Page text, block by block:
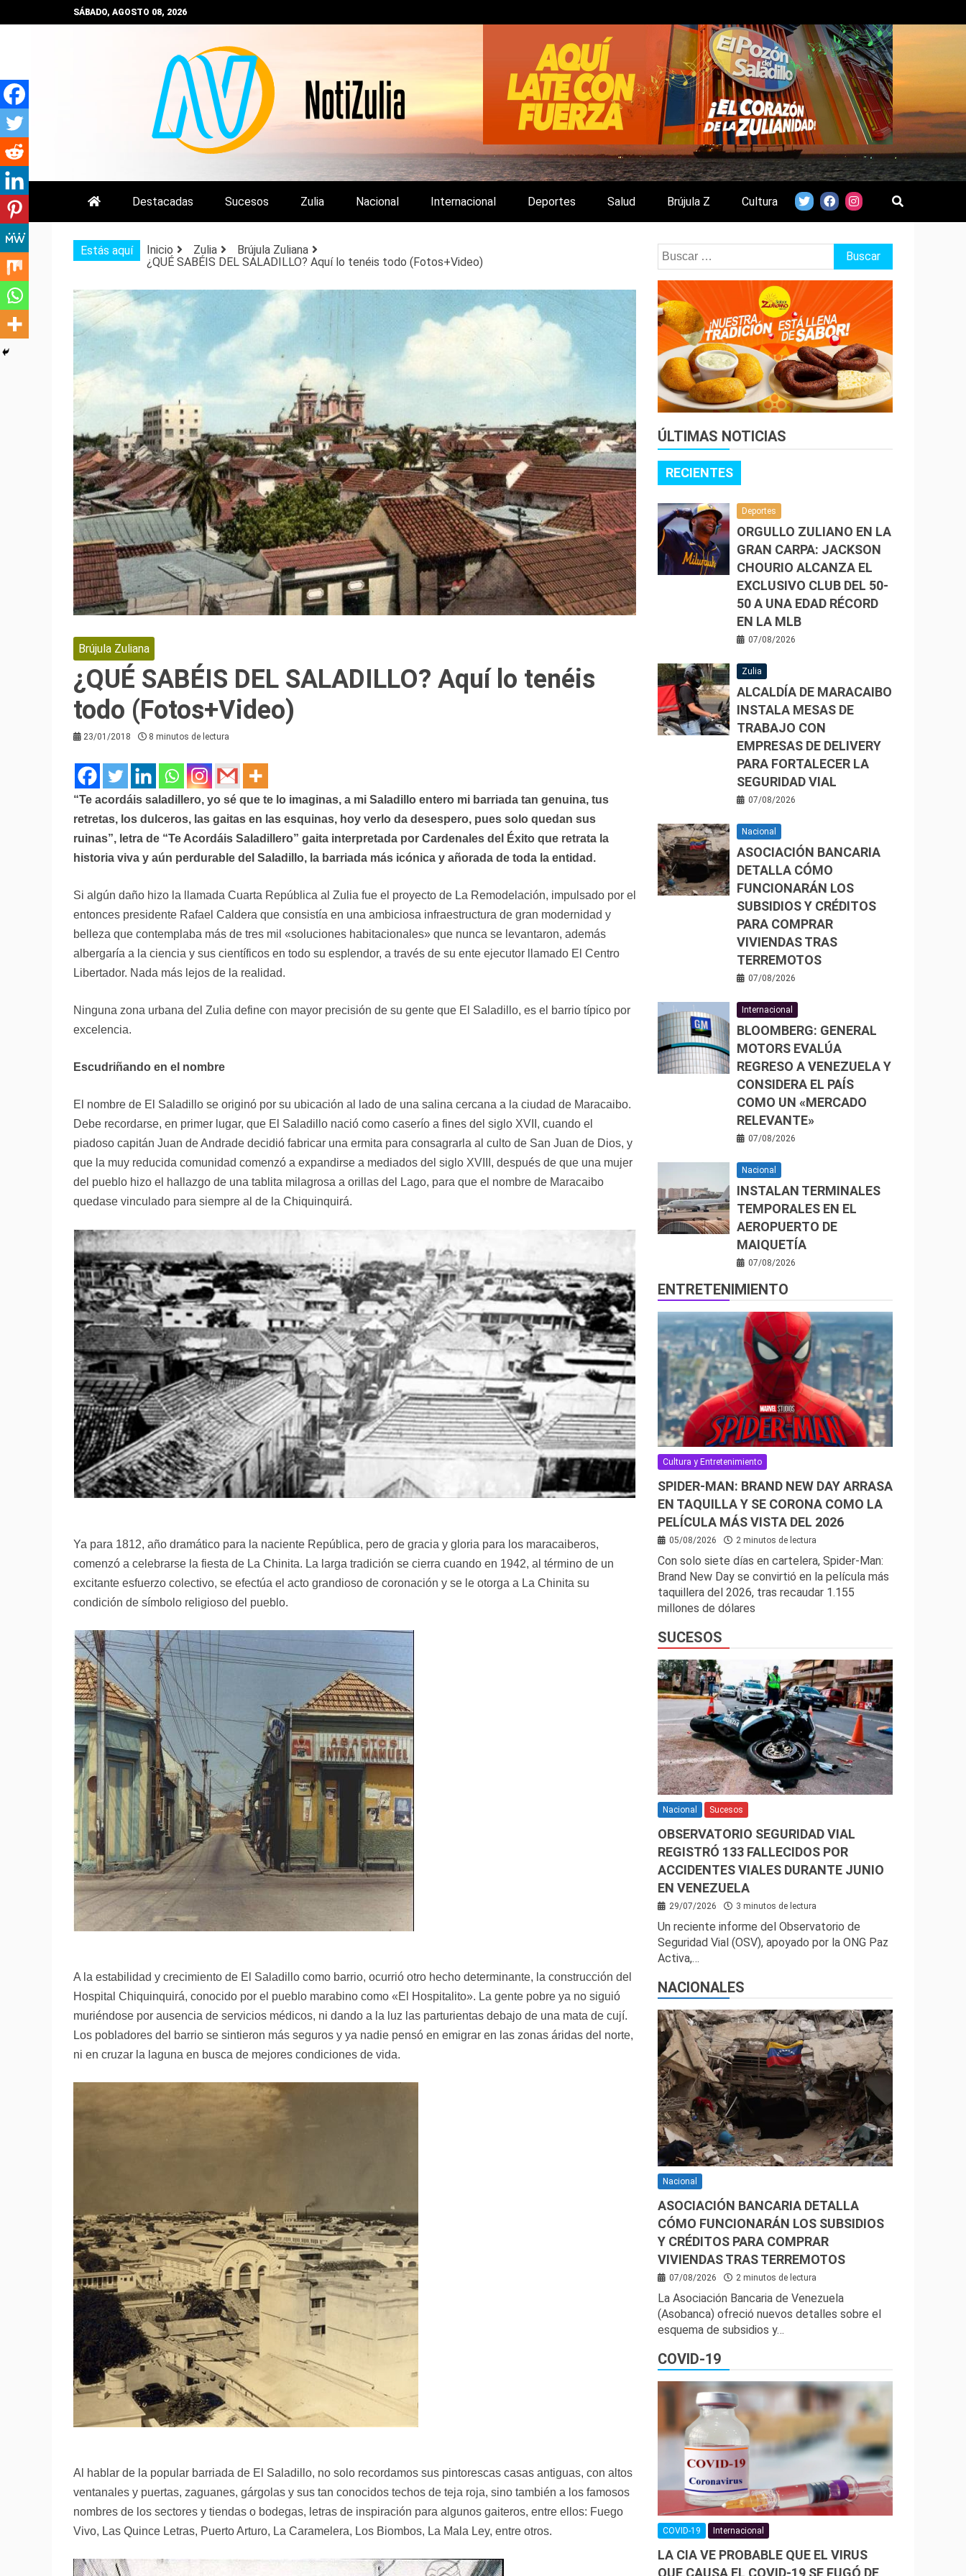
al
SÁBADO, AGOSTO 08, 2026
NOTIZULIA
NOTICIAS DEL ZULIA, VENEZUELA Y DE INTERÉS GENERAL.
Destacadas Sucesos Zulia Nacional Internacional Deportes Salud Brújula Z Cultura
Estás aquí Inicio Zulia
Brújula Zuliana
¿QUÉ SABÉIS DEL SALADILLO? Aquí lo tenéis todo (Fotos+Video)
Brújula Zuliana
¿QUÉ SABÉIS DEL SALADILLO? Aquí lo tenéis
todo (Fotos+Video)
23/01/2018 8 minutos de lectura
“Te acordáis saladillero, yo sé que te lo imaginas, a mi Saladillo entero mi barriada tan genuina, tus
retretas, los dulceros, las gaitas en las esquinas, hoy verlo da desespero, pues solo quedan sus
ruinas”, letra de “Te Acordáis Saladillero” gaita interpretada por Cardenales del Éxito que retrata la
historia viva y aún perdurable del Saladillo, la barriada más icónica y añorada de toda la entidad.
Si algún daño hizo la llamada Cuarta República al Zulia fue el proyecto de La Remodelación, impulsado por el
entonces presidente Rafael Caldera que consistía en una ambiciosa infraestructura de gran modernidad y
belleza que contemplaba más de tres mil «soluciones habitacionales» que nunca se levantaron, además
albergaría a la ciencia y sus científicos en todo su esplendor, a través de su ente ejecutor llamado El Centro
Libertador. Nada más lejos de la realidad.
Ninguna zona urbana del Zulia define con mayor precisión de su gente que El Saladillo, es el barrio típico por
excelencia.
Escudriñando en el nombre
El nombre de El Saladillo se originó por su ubicación al lado de una salina cercana a la ciudad de Maracaibo.
Debe recordarse, en primer lugar, que El Saladillo nació como caserío a fines del siglo XVII, cuando el
piadoso capitán Juan de Andrade decidió fabricar una ermita para consagrarla al culto de San Juan de Dios, y
que la muy reducida comunidad comenzó a expandirse a mediados del siglo XVIII, después de que una mujer
del pueblo hizo el hallazgo de una tablita milagrosa a orillas del Lago, para que el nombre de Maracaibo
quedase vinculado para siempre al de la Chiquinquirá.
Ya para 1812, año dramático para la naciente República, pero de gracia y gloria para los maracaiberos,
comenzó a celebrarse la fiesta de La Chinita. La larga tradición se cierra cuando en 1942, al término de un
excitante esfuerzo colectivo, se efectúa el acto grandioso de coronación y se le otorga a La Chinita su
condición de símbolo religioso del pueblo.
A la estabilidad y crecimiento de El Saladillo como barrio, ocurrió otro hecho determinante, la construcción del
Hospital Chiquinquirá, conocido por el pueblo marabino como «El Hospitalito». La gente pobre ya no siguió
muriéndose por ausencia de servicios médicos, ni dando a la luz las parturientas debajo de una mata de cují.
Los pobladores del barrio se sintieron más seguros y ya nadie pensó en emigrar en las zonas áridas del norte,
ni en cruzar la laguna en busca de mejores condiciones de vida.
Al hablar de la popular barriada de El Saladillo, no solo recordamos sus pintorescas casas antiguas, con altos
ventanales y puertas, zaguanes, gárgolas y sus tan conocidos techos de teja roja, sino también a los famosos
nombres de los sectores y tiendas o bodegas, letras de inspiración para algunos gaiteros, entre ellos: Fuego
Vivo, Las Quince Letras, Puerto Arturo, La Caramelera, Los Biombos, La Mala Ley, entre otros.
Buscar:
ÚLTIMAS NOTICIAS
RECIENTES
Deportes
ORGULLO ZULIANO EN LA
GRAN CARPA: JACKSON
CHOURIO ALCANZA EL
EXCLUSIVO CLUB DEL 50-
50 A UNA EDAD RÉCORD
EN LA MLB
07/08/2026
Zulia
ALCALDÍA DE MARACAIBO
INSTALA MESAS DE
TRABAJO CON
EMPRESAS DE DELIVERY
PARA FORTALECER LA
SEGURIDAD VIAL
07/08/2026
Nacional
ASOCIACIÓN BANCARIA
DETALLA CÓMO
FUNCIONARÁN LOS
SUBSIDIOS Y CRÉDITOS
PARA COMPRAR
VIVIENDAS TRAS
TERREMOTOS
07/08/2026
Internacional
BLOOMBERG: GENERAL
MOTORS EVALÚA
REGRESO A VENEZUELA Y
CONSIDERA EL PAÍS
COMO UN «MERCADO
RELEVANTE»
07/08/2026
Nacional
INSTALAN TERMINALES
TEMPORALES EN EL
AEROPUERTO DE
MAIQUETÍA
07/08/2026
ENTRETENIMIENTO
Cultura y Entretenimiento
SPIDER-MAN: BRAND NEW DAY ARRASA
EN TAQUILLA Y SE CORONA COMO LA
PELÍCULA MÁS VISTA DEL 2026
05/08/2026 2 minutos de lectura
Con solo siete días en cartelera, Spider-Man:
Brand New Day se convirtió en la película más
taquillera del 2026, tras recaudar 1.155
millones de dólares
SUCESOS
Nacional Sucesos
OBSERVATORIO SEGURIDAD VIAL
REGISTRÓ 133 FALLECIDOS POR
ACCIDENTES VIALES DURANTE JUNIO
EN VENEZUELA
29/07/2026 3 minutos de lectura
Un reciente informe del Observatorio de
Seguridad Vial (OSV), apoyado por la ONG Paz
Activa,…
NACIONALES
Nacional
ASOCIACIÓN BANCARIA DETALLA
CÓMO FUNCIONARÁN LOS SUBSIDIOS
Y CRÉDITOS PARA COMPRAR
VIVIENDAS TRAS TERREMOTOS
07/08/2026 2 minutos de lectura
La Asociación Bancaria de Venezuela
(Asobanca) ofreció nuevos detalles sobre el
esquema de subsidios y…
COVID-19
COVID-19 Internacional
LA CIA VE PROBABLE QUE EL VIRUS